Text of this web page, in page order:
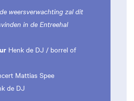
weersverwachting zal dit
in de Entreehal
Henk de DJ / borrel of
Mattias Spee
de DJ